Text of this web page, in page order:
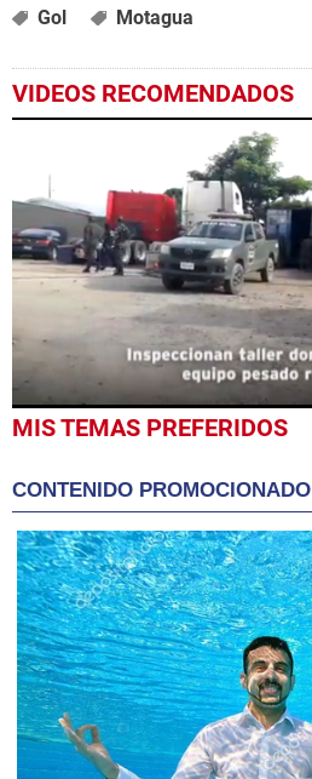
Gol Motagua
VIDEOS RECOMENDADOS
0
seconds
minute,
9
seconds
MIS TEMAS PREFERIDOS
CONTENIDO PROMOCIONADO